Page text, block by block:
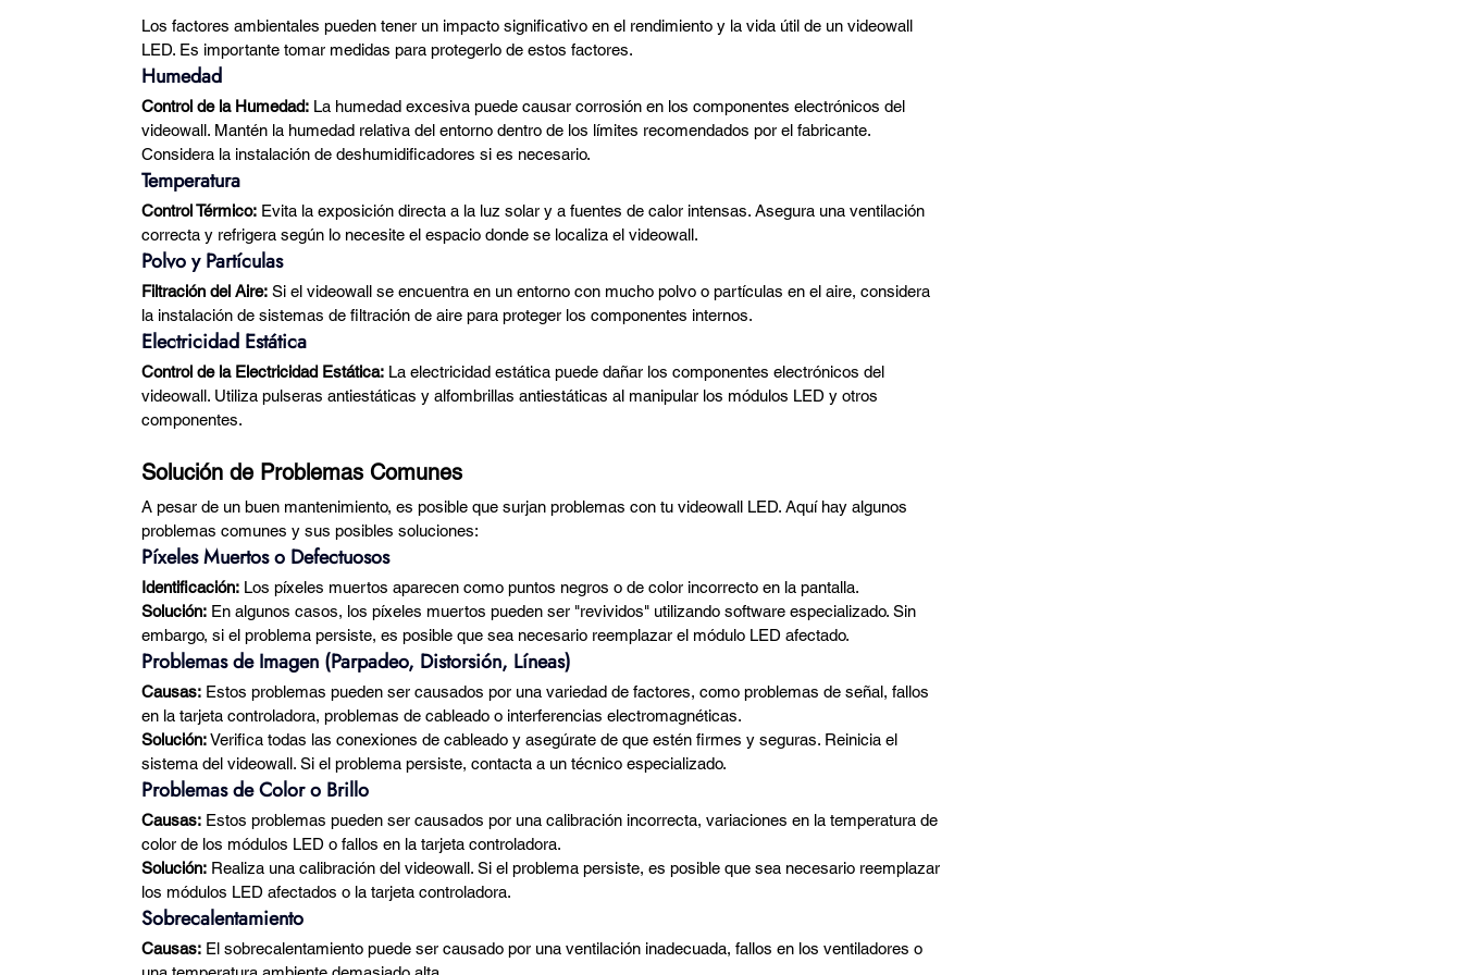
Los factores ambientales pueden tener un impacto significativo en el rendimiento y la vida útil de un videowall
LED. Es importante tomar medidas para protegerlo de estos factores.
Humedad
Control de la Humedad: La humedad excesiva puede causar corrosión en los componentes electrónicos del
videowall. Mantén la humedad relativa del entorno dentro de los límites recomendados por el fabricante.
Considera la instalación de deshumidificadores si es necesario.
Temperatura
Control Térmico: Evita la exposición directa a la luz solar y a fuentes de calor intensas. Asegura una ventilación
correcta y refrigera según lo necesite el espacio donde se localiza el videowall.
Polvo y Partículas
Filtración del Aire: Si el videowall se encuentra en un entorno con mucho polvo o partículas en el aire, considera
la instalación de sistemas de filtración de aire para proteger los componentes internos.
Electricidad Estática
Control de la Electricidad Estática: La electricidad estática puede dañar los componentes electrónicos del
videowall. Utiliza pulseras antiestáticas y alfombrillas antiestáticas al manipular los módulos LED y otros
componentes.
Solución de Problemas Comunes
A pesar de un buen mantenimiento, es posible que surjan problemas con tu videowall LED. Aquí hay algunos
problemas comunes y sus posibles soluciones:
Píxeles Muertos o Defectuosos
Identificación: Los píxeles muertos aparecen como puntos negros o de color incorrecto en la pantalla.
Solución: En algunos casos, los píxeles muertos pueden ser "revividos" utilizando software especializado. Sin
embargo, si el problema persiste, es posible que sea necesario reemplazar el módulo LED afectado.
Problemas de Imagen (Parpadeo, Distorsión, Líneas)
Causas: Estos problemas pueden ser causados por una variedad de factores, como problemas de señal, fallos
en la tarjeta controladora, problemas de cableado o interferencias electromagnéticas.
Solución: Verifica todas las conexiones de cableado y asegúrate de que estén firmes y seguras. Reinicia el
sistema del videowall. Si el problema persiste, contacta a un técnico especializado.
Problemas de Color o Brillo
Causas: Estos problemas pueden ser causados por una calibración incorrecta, variaciones en la temperatura de
color de los módulos LED o fallos en la tarjeta controladora.
Solución: Realiza una calibración del videowall. Si el problema persiste, es posible que sea necesario reemplazar
los módulos LED afectados o la tarjeta controladora.
Sobrecalentamiento
Causas: El sobrecalentamiento puede ser causado por una ventilación inadecuada, fallos en los ventiladores o